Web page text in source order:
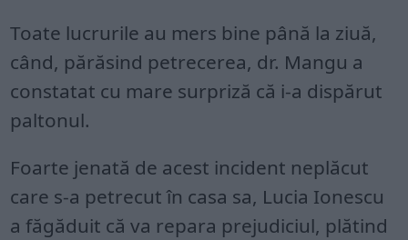
Toate lucrurile au mers bine până la ziuă,
când, părăsind petrecerea, dr. Mangu a
constatat cu mare surpriză că i-a dispărut
paltonul.
Foarte jenată de acest incident neplăcut
care s-a petrecut în casa sa, Lucia Ionescu
a făgăduit că va repara prejudiciul, plătind